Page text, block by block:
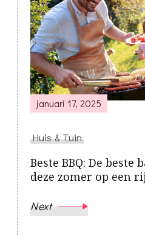
januari 17, 2025
Huis & Tuin
Beste BBQ: De beste
deze zomer op een
Next